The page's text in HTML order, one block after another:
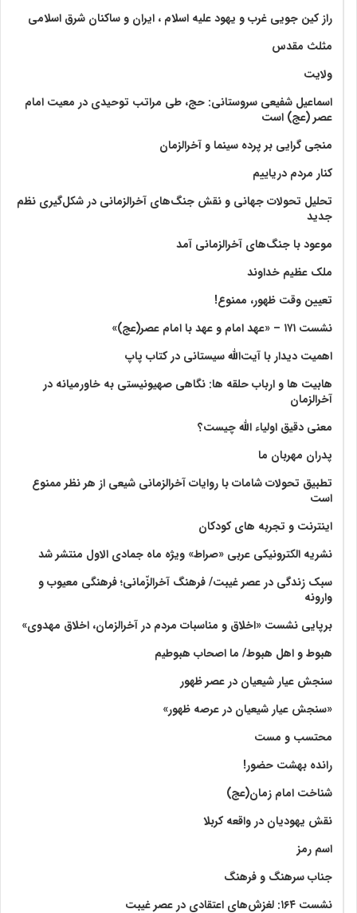
راز کین جویی غرب و یهود علیه اسلام ، ایران و ساکنان شرق اسلامی
مثلث مقدس
ولايت‏
اسماعیل شفیعی سروستانی: حج، طی مراتب توحیدی در معیت امام
عصر (عج) است
منجی گرایی بر پرده سینما و آخرالزمان
کنار مردم دریاییم
تحلیل تحولات جهانی و نقش جنگ‌های آخرالزمانی در شکل‌گیری نظم
جدید
موعود با جنگ‌های آخرالزمانی آمد
ملک عظیم خداوند
تعیین وقت ظهور، ممنوع!
نشست ۱۷۱ – «عهد امام و عهد با امام عصر(عج)»
اهمیت دیدار با آیت‌الله سیستانی در کتاب پاپ
هابیت ها و ارباب حلقه ها: نگاهی صهیونیستی به خاورمیانه در
آخرالزمان
معنی دقیق اولیاء الله چیست؟
پدران مهربان ما
تطبیق تحولات شامات با روایات آخرالزمانی شیعی از هر نظر ممنوع
است
اینترنت و تجربه های کودکان
نشریه الکترونیکی عربی «صراط» ویژه ماه جمادی الاول منتشر شد
سبک زندگی در عصر غیبت/ فرهنگ آخرالزّمانی؛ فرهنگی معیوب و
وارونه
برپایی نشست «اخلاق و مناسبات مردم در آخرالزمان، اخلاق مهدوی»
هبوط و اهل هبوط/ ما اصحاب هبوطیم
سنجش عیار شیعیان در عصر ظهور
«سنجش عیار شیعیان در عرصه ظهور»
محتسب و مست
رانده بهشت‌ حضور!
شناخت امام زمان(عج)
نقش یهودیان در واقعه کربلا
اسم رمز
جناب سرهنگ و فرهنگ
نشست ۱۶۴: لغزش‌های اعتقادی در عصر غیبت